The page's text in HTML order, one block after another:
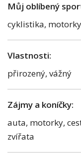
Můj oblíbený
cyklistika,
Vlastnosti:
přirozený, vážný
Zájmy a koníčky:
auta, motorky,
zvířata